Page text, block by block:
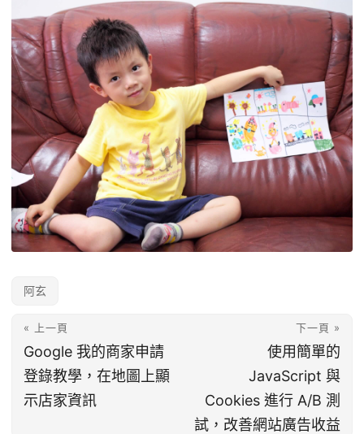
阿玄
« 上一頁
Google 我的商家申請
登錄教學，在地圖上顯
示店家資訊
下一頁 »
使用簡單的
JavaScript 與
Cookies 進行 A/B 測
試，改善網站廣告收益